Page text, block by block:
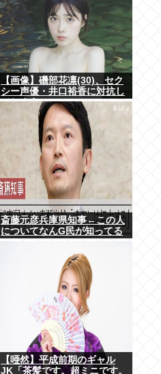
【画像】磯部花凛(30)、セク
シー声優・井口裕香に対抗し
てしまうwww
斎藤元彦兵庫県知事←この人
についてなんG民が知ってる
【唖然】平成前期のギャル
JK「茶髪です。超ミニです。